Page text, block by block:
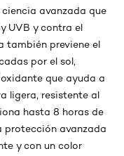
avanzada que
UVB y contra el
también previene el
por el sol,
que ayuda a
ligera, resistente al
hasta 8 horas de
protección avanzada
y con un color